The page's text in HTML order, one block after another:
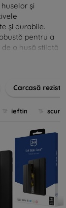
și
și durabile.
pentru a
o husă stilată
varietatea
protecție, ci și
Carcasă
ieftin